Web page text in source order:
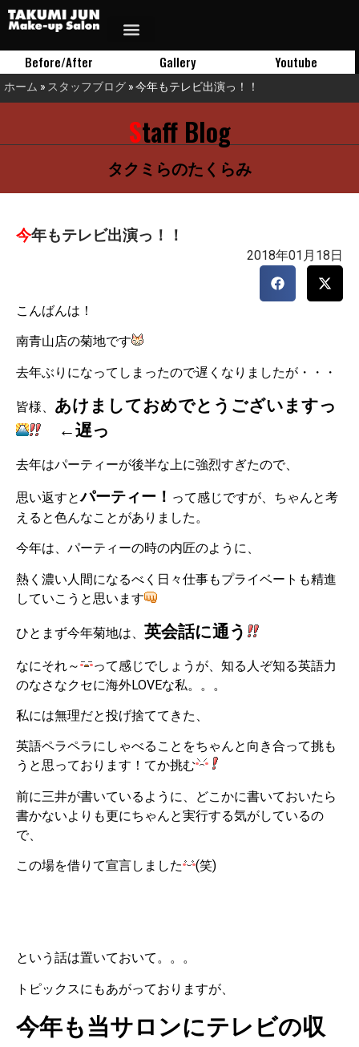
Before/After Gallery Youtube
ホーム » スタッフブログ »今年もテレビ出演っ！！
Staff Blog
タクミらのたくらみ
今年もテレビ出演っ！！
2018年01月18日
こんばんは！
南青山店の菊地です
去年ぶりになってしまったので遅くなりましたが・・・
皆様、 あけましておめでとうございますっ
←遅っ
去年はパーティーが後半な上に強烈すぎたので、
思い返すとパーティー！ って感じですが、ちゃんと考
えると色んなことがありました。
今年は、パーティーの時の内匠のように、
熱く濃い人間になるべく日々仕事もプライベートも精進
していこうと思います
ひとまず今年菊地は、 英会話に通う
なにそれ～
って感じでしょうが、知る人ぞ知る英語力
のなさなクセに海外LOVEな私。。。
私には無理だと投げ捨ててきた、
英語ペラペラにしゃべることをちゃんと向き合って挑も
うと思っております！てか挑む
前に三井が書いているように、どこかに書いておいたら
書かないよりも更にちゃんと実行する気がしているの
で、
この場を借りて宣言しました (笑)
という話は置いておいて。。。
トピックスにもあがっておりますが、
今年も当サロンにテレビの収